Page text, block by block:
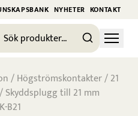
NYHETER KONTAKT
/Högströmskontakter/21
/Skyddsplugg till 21 mm
B21